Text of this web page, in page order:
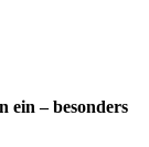
ein – besonders